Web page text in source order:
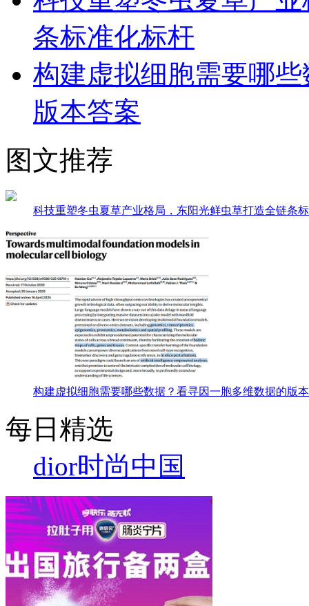
条标准化标杆
构建虚拟细胞需要哪
版本答案
图文推荐
科技重塑冬虫夏草产业格局，东阳光鲜虫草打造全链条
构建虚拟细胞需要哪些数据？看寻因一胞多维数据的版
每日精选
dior时尚中国